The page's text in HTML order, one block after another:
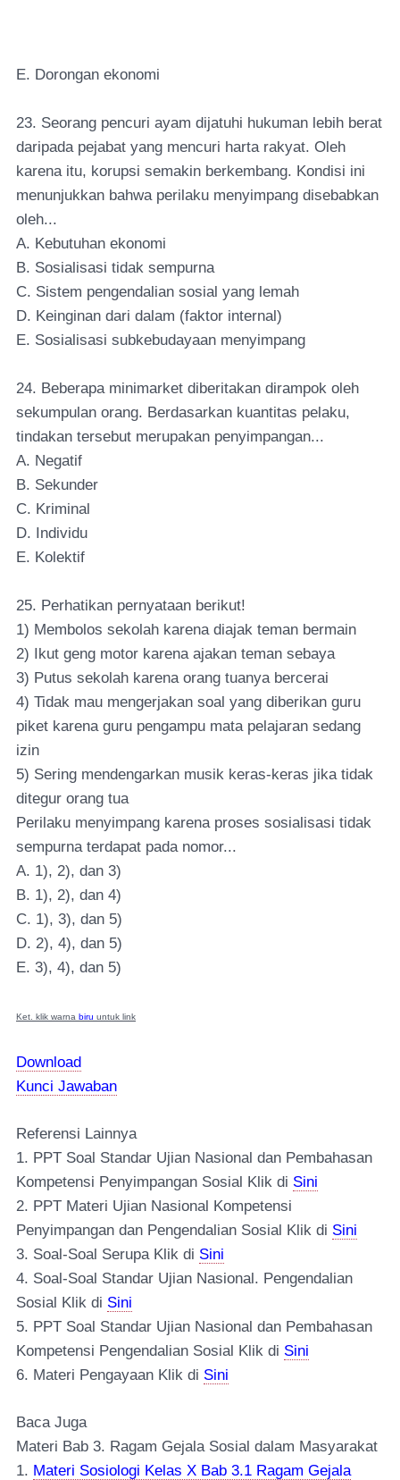
E. Dorongan ekonomi
23. Seorang pencuri ayam dijatuhi hukuman lebih berat
daripada pejabat yang mencuri harta rakyat. Oleh
karena itu, korupsi semakin berkembang. Kondisi ini
menunjukkan bahwa perilaku menyimpang disebabkan
oleh...
A. Kebutuhan ekonomi
B. Sosialisasi tidak sempurna
C. Sistem pengendalian sosial yang lemah
D. Keinginan dari dalam (faktor internal)
E. Sosialisasi subkebudayaan menyimpang
24. Beberapa minimarket diberitakan dirampok oleh
sekumpulan orang. Berdasarkan kuantitas pelaku,
tindakan tersebut merupakan penyimpangan...
A. Negatif
B. Sekunder
C. Kriminal
D. Individu
E. Kolektif
25. Perhatikan pernyataan berikut!
1) Membolos sekolah karena diajak teman bermain
2) Ikut geng motor karena ajakan teman sebaya
3) Putus sekolah karena orang tuanya bercerai
4) Tidak mau mengerjakan soal yang diberikan guru
piket karena guru pengampu mata pelajaran sedang
izin
5) Sering mendengarkan musik keras-keras jika tidak
ditegur orang tua
Perilaku menyimpang karena proses sosialisasi tidak
sempurna terdapat pada nomor...
A. 1), 2), dan 3)
B. 1), 2), dan 4)
C. 1), 3), dan 5)
D. 2), 4), dan 5)
E. 3), 4), dan 5)
Ket. klik warna biru untuk link
Download
Kunci Jawaban
Referensi Lainnya
1. PPT Soal Standar Ujian Nasional dan Pembahasan
Kompetensi Penyimpangan Sosial Klik di Sini
2. PPT Materi Ujian Nasional Kompetensi
Penyimpangan dan Pengendalian Sosial Klik di Sini
3. Soal-Soal Serupa Klik di Sini
4. Soal-Soal Standar Ujian Nasional. Pengendalian
Sosial Klik di Sini
5. PPT Soal Standar Ujian Nasional dan Pembahasan
Kompetensi Pengendalian Sosial Klik di Sini
6. Materi Pengayaan Klik di Sini
Baca Juga
Materi Bab 3. Ragam Gejala Sosial dalam Masyarakat
1. Materi Sosiologi Kelas X Bab 3.1 Ragam Gejala